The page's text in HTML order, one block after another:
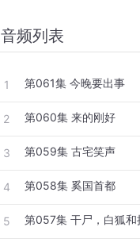
音频列表
1 第061集 今晚要出事
2 第060集 来的刚好
3 第059集 古宅笑声
4 第058集 奚国首都
5 第057集 干尸，白狐和